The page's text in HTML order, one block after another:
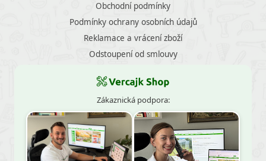
Obchodní podmínky
Podmínky ochrany osobních údajů
Reklamace a vrácení zboží
Odstoupení od smlouvy
Zákaznická podpora: